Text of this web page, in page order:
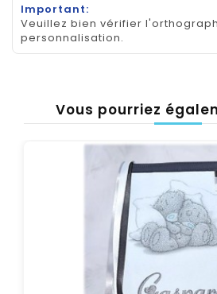
Important:
Veuillez bien vérifier
personnalisation.
Vous pourriez